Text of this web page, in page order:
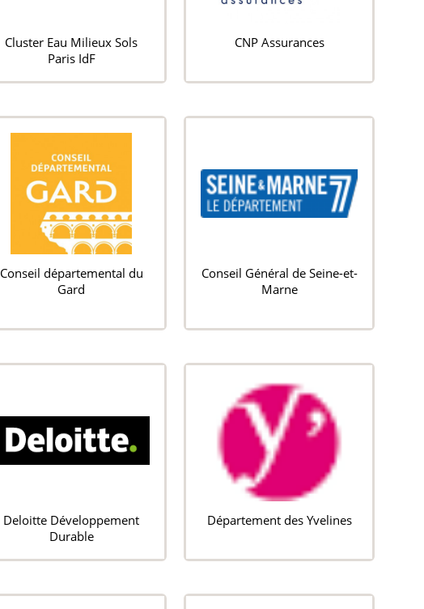
Cluster Eau Milieux Sols
Paris IdF
CNP Assurances
Conseil départemental du
Gard
Conseil Général de Seine-et-
Marne
Deloitte Développement
Durable
Département des Yvelines